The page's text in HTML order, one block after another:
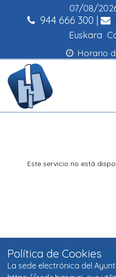
07/08/
944 666 300 |
Euskara
Horario
Política de Cookies
La sede electrónica del